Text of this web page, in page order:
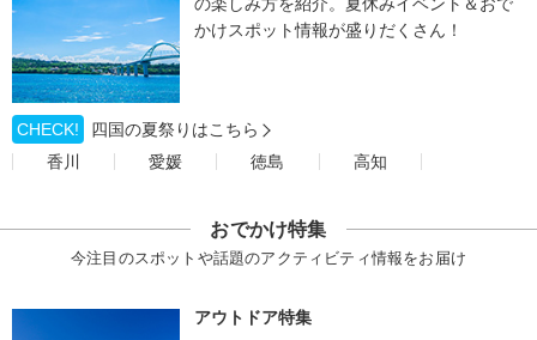
の楽しみ方を紹介。夏休みイベント＆おで
かけスポット情報が盛りだくさん！
CHECK!
四国の夏祭りはこちら
香川
愛媛 徳島 高知
おでかけ特集
今注目のスポットや話題のアクティビティ情報をお届け
アウトドア特集